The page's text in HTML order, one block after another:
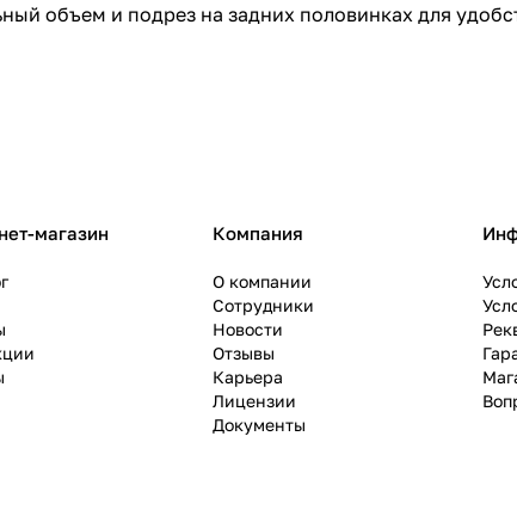
объем и подрез на задних половинках для
магазин Компания
О компании
Сотрудники
Новости
Отзывы
Карьера
Лицензии
Документы